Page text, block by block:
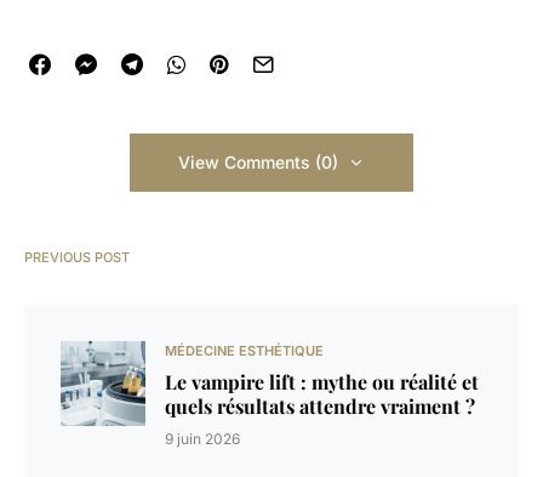
View Comments (0)
PREVIOUS POST
MÉDECINE ESTHÉTIQUE
Le vampire lift : mythe ou réalité et
quels résultats attendre vraiment ?
9 juin 2026